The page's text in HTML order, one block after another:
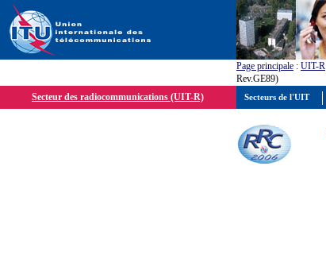
Page principale : UIT-R
Rev.GE89)
Secteur des radiocommunications (UIT-R)
Secteurs de l'UIT